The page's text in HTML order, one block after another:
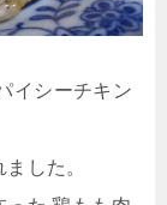
イシーチキン
した。